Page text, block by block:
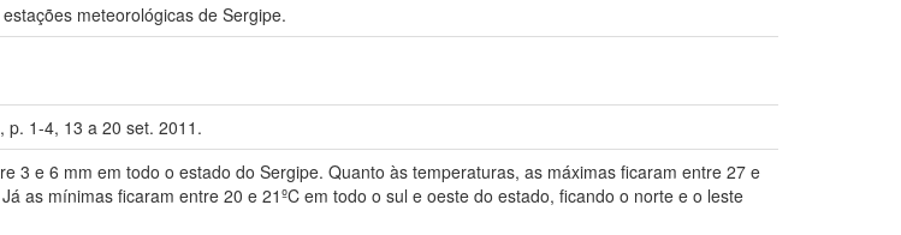
meteorológicas de Sergipe.
p. 1-4, 13 a 20 set. 2011.
3 e 6 mm em todo o estado do Sergipe. Quanto às temperaturas, as máximas ficaram entre 27 e
as mínimas ficaram entre 20 e 21ºC em todo o sul e oeste do estado, ficando o norte e o leste